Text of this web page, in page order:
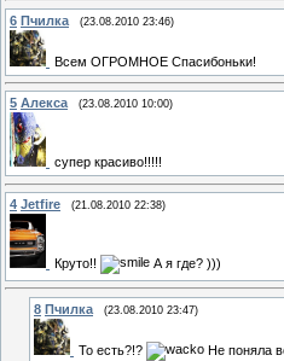
6 Пчилка (23.08.2010 23:46)
Всем ОГРОМНОЕ Спасибоньки!
5 Алекса (23.08.2010 10:00)
супер красиво!!!!!
4 Jetfire (21.08.2010 22:38)
Круто!! А я где? )))
8 Пчилка (23.08.2010 23:47)
То есть?!? Не поняла